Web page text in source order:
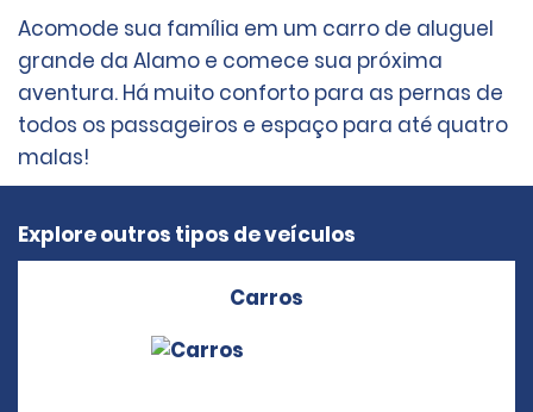
Acomode sua família em um carro de aluguel
grande da Alamo e comece sua próxima
aventura. Há muito conforto para as pernas de
todos os passageiros e espaço para até quatro
malas!
Explore outros tipos de veículos
Carros